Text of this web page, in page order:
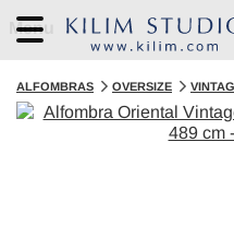
Menu
ALFOMBRAS OVERSIZE